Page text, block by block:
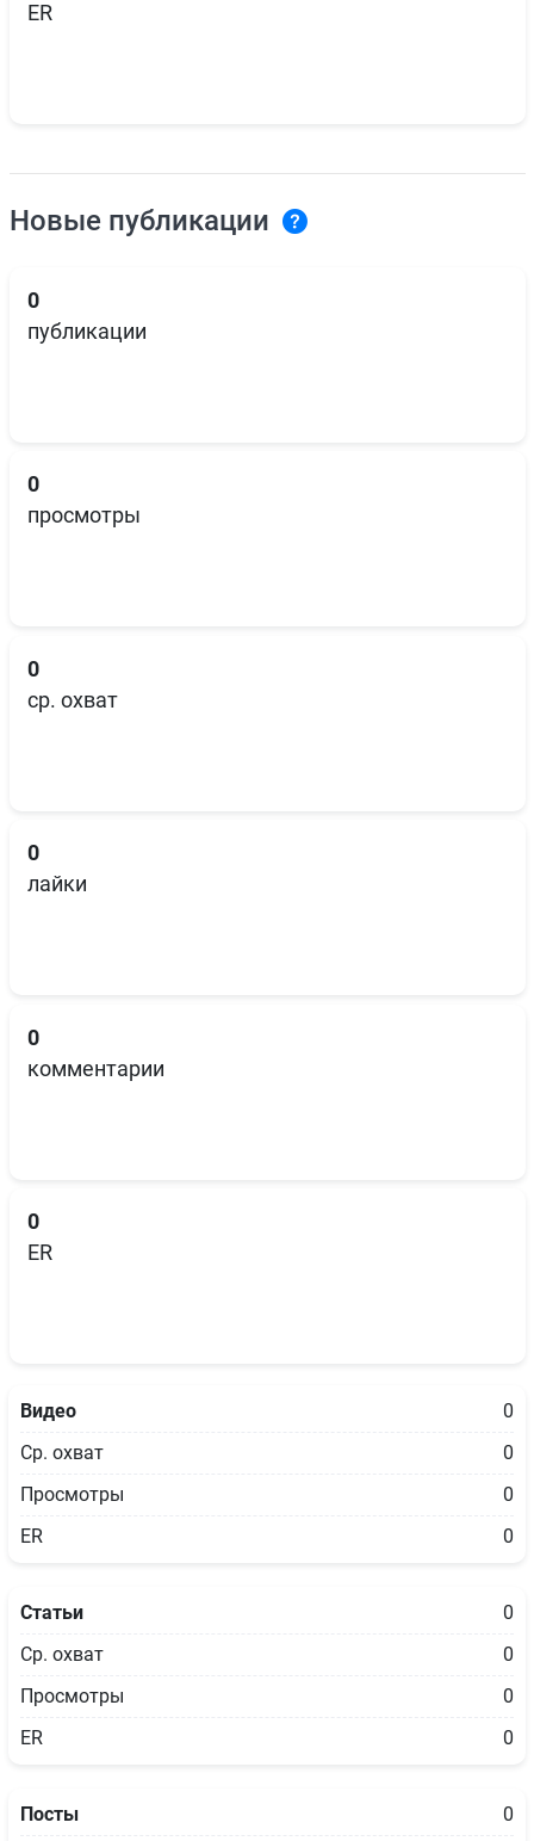
ER
Новые публикации
0
публикации
0
просмотры
0
ср. охват
0
лайки
0
комментарии
0
ER
Видео
0
Ср. охват
0
Просмотры
0
ER
0
Статьи
0
Ср. охват
0
Просмотры
0
ER
0
Посты 0